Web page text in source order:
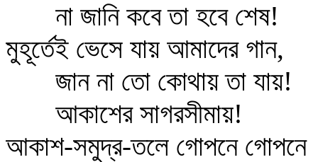
না জানি কবে তা হবে শেষ!
মুহূর্তেই ভেসে যায় আমাদের গান,
জান না তো কোথায় তা যায়!
আকাশের সাগরসীমায়!
আকাশ-সমুদ্র-তলে গোপনে গোপনে